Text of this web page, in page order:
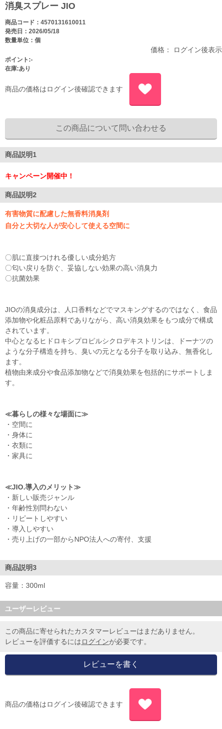
消臭スプレー JIO
商品コード：4570131610011
発売日：2026/05/18
数量単位：個
価格： ログイン後表示
ポイント:-
在庫:あり
商品の価格はログイン後確認できます
商品説明1
キャンペーン開催中！
商品説明2
有害物質に配慮した無香料消臭剤
自分と大切な人が安心して使える空間に
〇肌に直接つけれる優しい成分処方
〇匂い戻りを防ぐ、妥協しない効果の高い消臭力
〇抗菌効果
JIOの消臭成分は、人口香料などでマスキングするのではなく、食品
添加物や化粧品原料でありながら、高い消臭効果をもつ成分で構成
されています。
中心となるヒドロキシプロピルシクロデキストリンは、ドーナツの
ような分子構造を持ち、臭いの元となる分子を取り込み、無香化し
ます。
植物由来成分や食品添加物などで消臭効果を包括的にサポートしま
す。
≪暮らしの様々な場面に≫
・空間に
・身体に
・衣類に
・家具に
≪JIO.導入のメリット≫
・新しい販売ジャンル
・年齢性別問わない
・リピートしやすい
・導入しやすい
・売り上げの一部からNPO法人への寄付、支援
商品説明3
容量：300ml
ユーザーレビュー
この商品に寄せられたカスタマーレビューはまだありません。
レビューを評価するにはログインが必要です。
商品の価格はログイン後確認できます